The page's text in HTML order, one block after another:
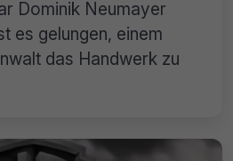
Dominik Neumayer
es gelungen, einem
das Handwerk zu